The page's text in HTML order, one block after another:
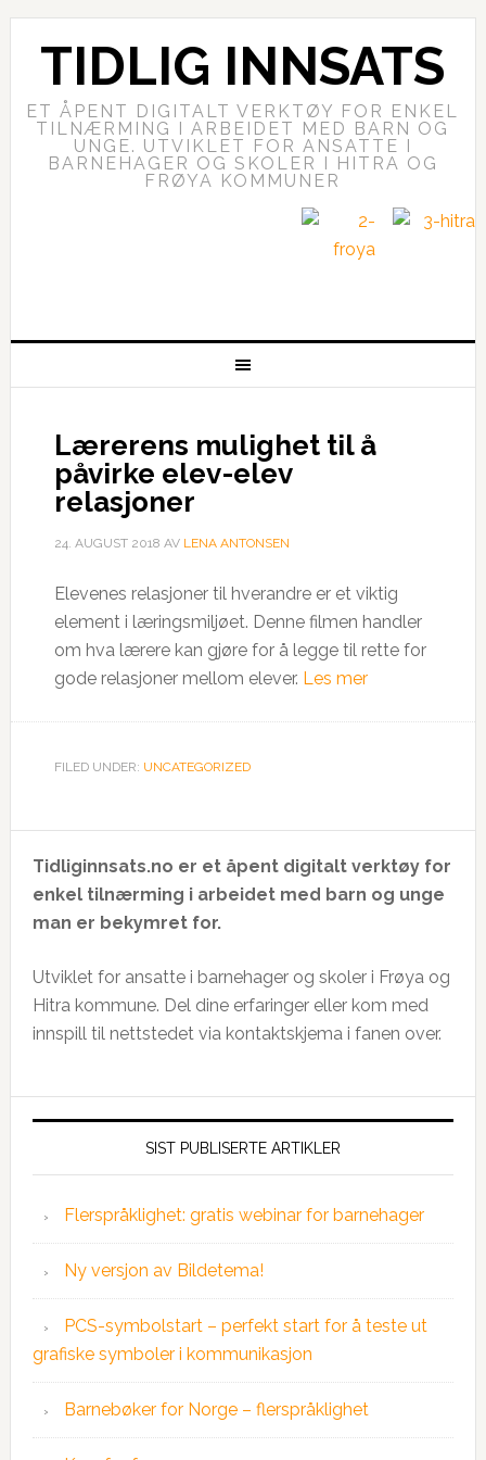
TIDLIG INNSATS
ET ÅPENT DIGITALT VERKTØY FOR ENKEL
TILNÆRMING I ARBEIDET MED BARN OG
UNGE. UTVIKLET FOR ANSATTE I
BARNEHAGER OG SKOLER I HITRA OG
FRØYA KOMMUNER
Lærerens mulighet til å
påvirke elev-elev
relasjoner
24. AUGUST 2018 AV LENA ANTONSEN
Elevenes relasjoner til hverandre er et viktig
element i læringsmiljøet. Denne filmen handler
om hva lærere kan gjøre for å legge til rette for
gode relasjoner mellom elever. Les mer
FILED UNDER: UNCATEGORIZED
Tidliginnsats.no er et åpent digitalt verktøy for
enkel tilnærming i arbeidet med barn og unge
man er bekymret for.
Utviklet for ansatte i barnehager og skoler i Frøya og
Hitra kommune. Del dine erfaringer eller kom med
innspill til nettstedet via kontaktskjema i fanen over.
SIST PUBLISERTE ARTIKLER
Flerspråklighet: gratis webinar for barnehager
Ny versjon av Bildetema!
PCS-symbolstart – perfekt start for å teste ut
grafiske symboler i kommunikasjon
Barnebøker for Norge – flerspråklighet